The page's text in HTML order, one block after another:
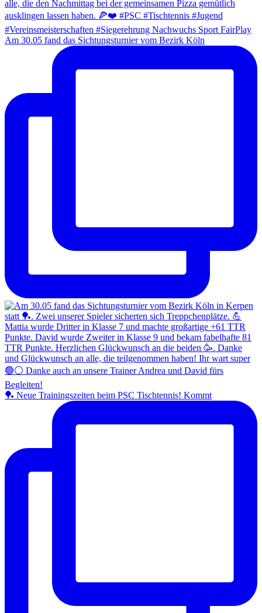
Am 30.05 fand das Sichtungsturnier vom Bezirk Köln
🏓 Neue Trainingszeiten beim PSC Tischtennis! Kommt